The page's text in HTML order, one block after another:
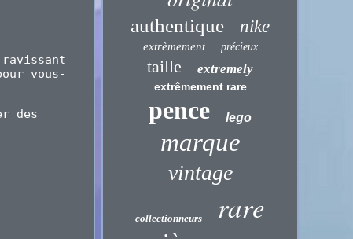
vous-
des
authentique nike
extrèmement précieux
taille extremely
extrêmement rare
pence lego
marque
vintage
collectionneurs rare